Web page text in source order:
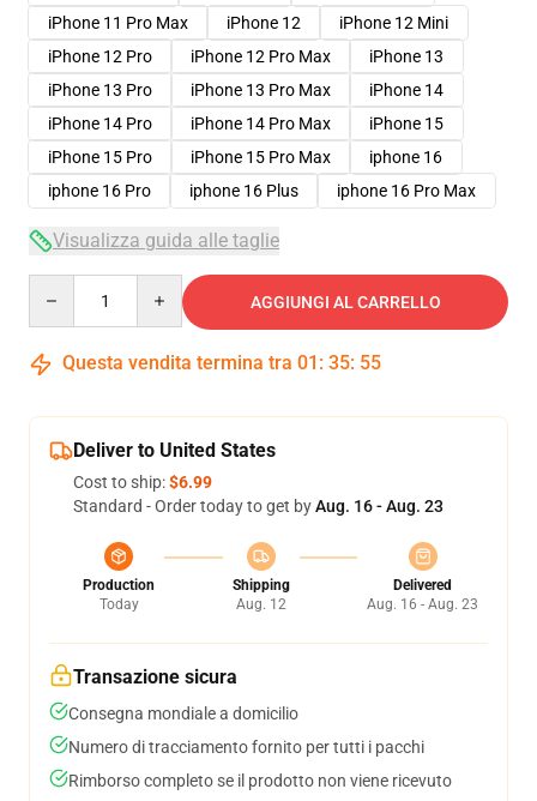
iPhone 11 Pro Max
iPhone 12
iPhone 12 Mini
iPhone 12 Pro
iPhone 12 Pro Max
iPhone 13
iPhone 13 Pro
iPhone 13 Pro Max
iPhone 14
iPhone 14 Pro
iPhone 14 Pro Max
iPhone 15
iPhone 15 Pro
iPhone 15 Pro Max
iphone 16
iphone 16 Pro
iphone 16 Plus iphone 16 Pro Max
Visualizza guida alle taglie
AGGIUNGI AL CARRELLO
Questa vendita termina tra 01 : 35: 54
Deliver to United States
Cost to ship:$6.99
Standard - Order today to get byAug. 16 - Aug. 23
Production
Today
Shipping
Aug. 12
Delivered
Aug. 16 - Aug. 23
Transazione sicura
Consegna mondiale a domicilio
Numero di tracciamento fornito per tutti i pacchi
Rimborso completo se il prodotto non viene ricevuto